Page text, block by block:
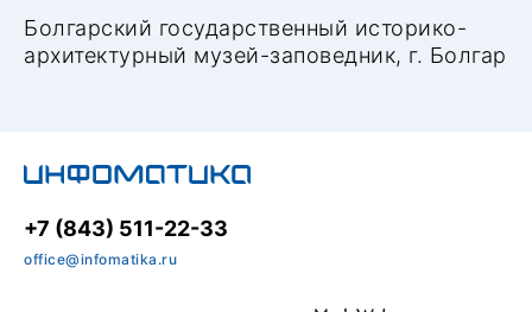
Болгарский государственный историко-
архитектурный музей-заповедник, г. Болгар
+7 (843) 511-22-33
office@infomatika.ru